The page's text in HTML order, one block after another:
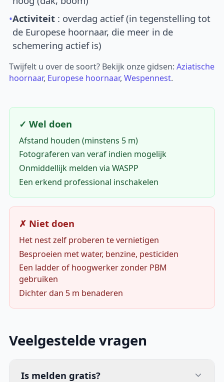
•Activiteit : overdag actief (in tegenstelling tot
de Europese hoornaar, die meer in de
schemering actief is)
Twijfelt u over de soort? Bekijk onze gidsen:Aziatische
hoornaar, Europese hoornaar,Wespennest.
✓ Wel doen
Afstand houden (minstens 5 m)
Fotograferen van veraf indien mogelijk
Onmiddellijk melden via WASPP
Een erkend professional inschakelen
✗ Niet doen
Het nest zelf proberen te vernietigen
Besproeien met water, benzine, pesticiden
Een ladder of hoogwerker zonder PBM
gebruiken
Dichter dan 5 m benaderen
Veelgestelde vragen
Is melden gratis?